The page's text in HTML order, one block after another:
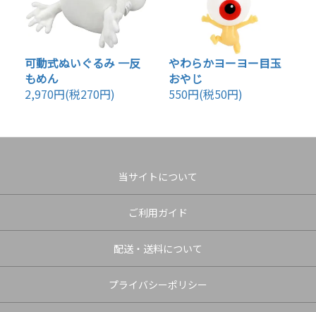
可動式ぬいぐるみ 一反
もめん
2,970円(税270円)
やわらかヨーヨー目玉
おやじ
550円(税50円)
当サイトについて
ご利用ガイド
配送・送料について
プライバシーポリシー